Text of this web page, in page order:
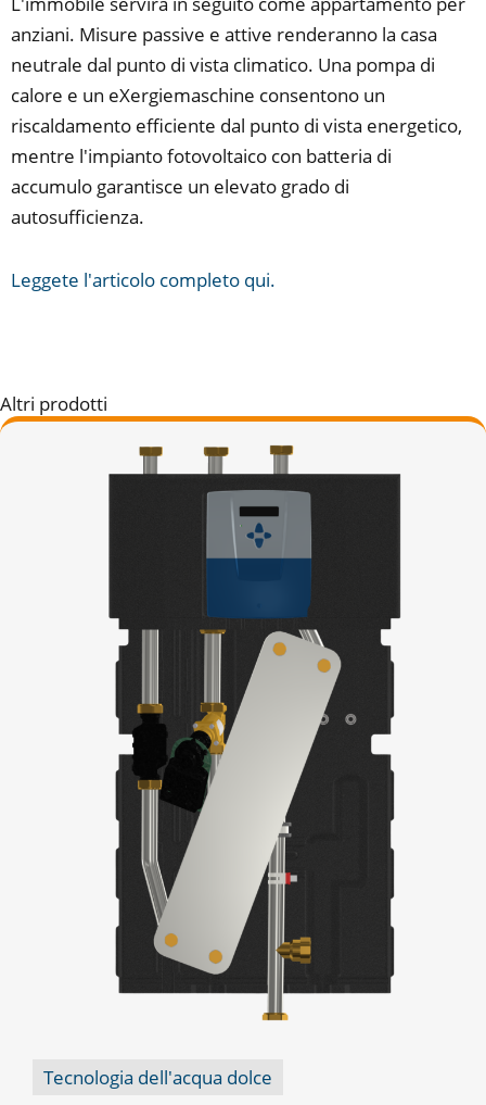
anziani. Misure passive e attive renderanno la casa
neutrale dal punto di vista climatico. Una pompa di
calore e un eXergiemaschine consentono un
riscaldamento efficiente dal punto di vista energetico,
mentre l'impianto fotovoltaico con batteria di
accumulo garantisce un elevato grado di
autosufficienza.
Leggete l'articolo completo qui.
Altri prodotti
Tecnologia dell'acqua dolce